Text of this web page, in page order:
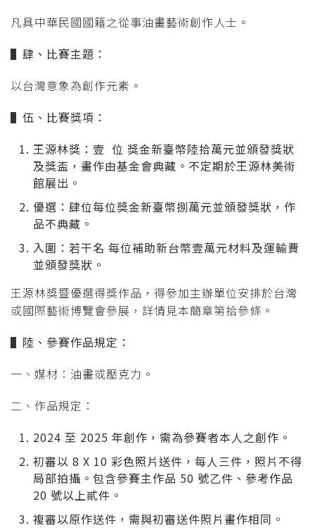
凡具中華民國國籍之從事油畫藝術創作人士。
▌ 肆、比賽主題：
以台灣意象為創作元素。
▌ 伍、比賽獎項：
王源林獎：壹 位 獎金新臺幣陸拾萬元並頒發獎狀
及獎盃，畫作由基金會典藏。不定期於王源林美術
館展出。
優選：肆位每位獎金新臺幣捌萬元並頒發獎狀，作
品不典藏。
入圍：若干名 每位補助新台幣壹萬元材料及運輸費
並頒發獎狀。
王源林獎暨優選得獎作品，得參加主辦單位安排於台灣
或國際藝術博覽會參展，詳情見本簡章第拾參條。
▌ 陸、參賽作品規定：
一、媒材：油畫或壓克力。
二、作品規定：
2024 至 2025 年創作，需為參賽者本人之創作。
初審以 8 X 10 彩色照片送件，每人三件，照片不得
局部拍攝。包含參賽主作品 50 號乙件、參考作品
20 號以上貳件。
複審以原作送件，需與初審送件照片畫作相同。